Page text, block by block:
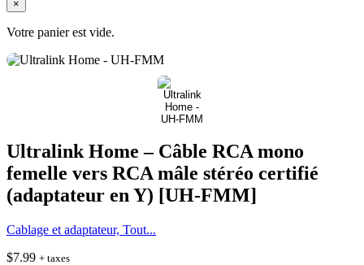
×
Votre panier est vide.
Ultralink Home – Câble RCA mono
femelle vers RCA mâle stéréo certifié
(adaptateur en Y) [UH-FMM]
Cablage et adaptateur, Tout...
$7.99 + taxes